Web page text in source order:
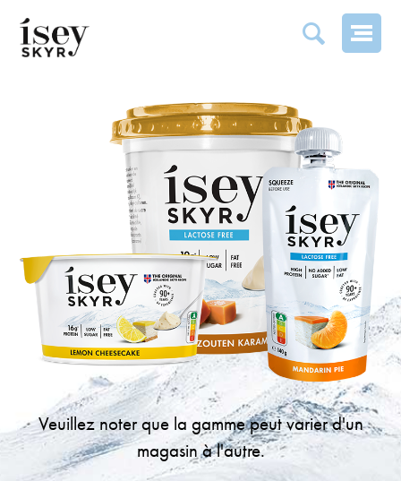
POINTS DE VENTE
Veuillez noter que la gamme peut varier d'un
magasin à l'autre.